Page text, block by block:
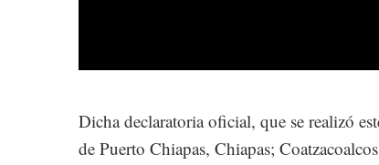
Dicha declaratoria oficial, que se realizó
de Puerto Chiapas, Chiapas;